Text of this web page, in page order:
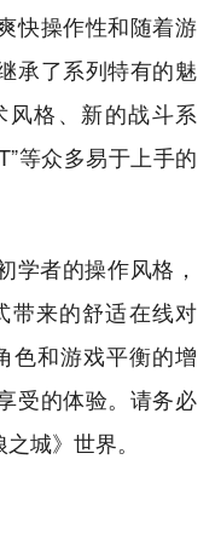
快操作性和随着游
承了系列特有的魅
格、新的战斗系
等众多易于上手的
学者的操作风格，
带来的舒适在线对
色和游戏平衡的增
受的体验。请务必
城》世界。